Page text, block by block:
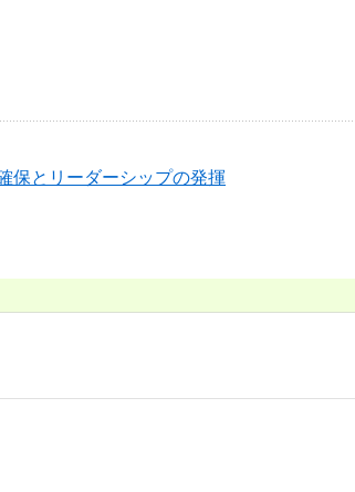
保とリーダーシップの発揮